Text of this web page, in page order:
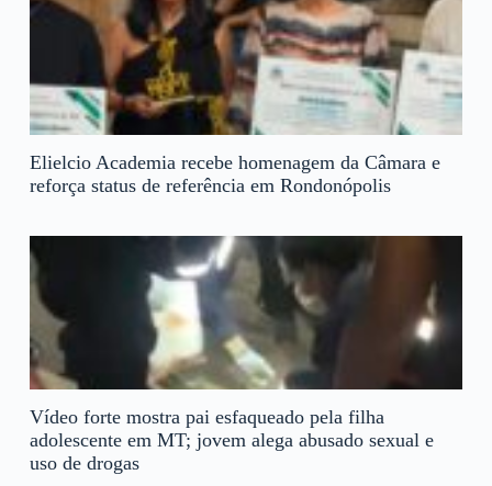
Elielcio Academia recebe homenagem da Câmara e
reforça status de referência em Rondonópolis
Vídeo forte mostra pai esfaqueado pela filha
adolescente em MT; jovem alega abusado sexual e
uso de drogas